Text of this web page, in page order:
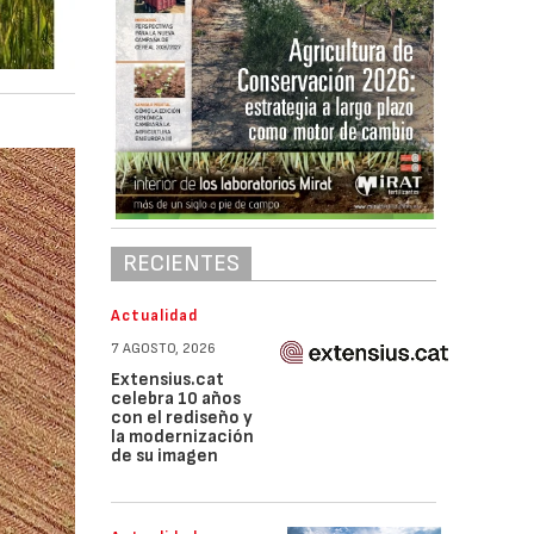
RECIENTES
Actualidad
7 AGOSTO, 2026
Extensius.cat
celebra 10 años
con el rediseño y
la modernización
de su imagen